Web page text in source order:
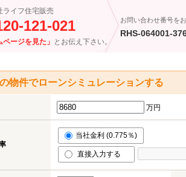
ライフ住宅販売
121-021
ページを見た」 とお伝え下さい。
お問い合わせ番号を
RHS-064001-
物件でローンシミュレーションする
万円
当社金利 (0.775％)
直接入力する